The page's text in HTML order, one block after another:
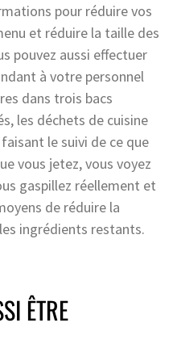
pour réduire vos
et réduire la taille des
pouvez aussi effectuer
à votre personnel
dans trois bacs
les déchets de cuisine
le suivi de ce que
vous jetez, vous voyez
gaspillez réellement et
de réduire la
ingrédients restants.
ÊTRE